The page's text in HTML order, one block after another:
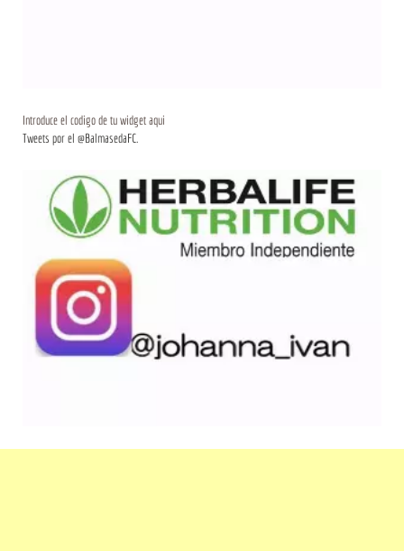
Introduce el codigo de tu widget aqui
Tweets por el @BalmasedaFC.